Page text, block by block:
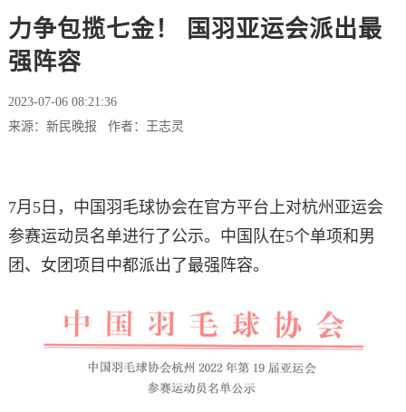
力争包揽七金！ 国羽亚运会派出最
强阵容
2023-07-06 08:21:36
来源：新民晚报 作者：王志灵
7月5日，中国羽毛球协会在官方平台上对杭州亚运会
参赛运动员名单进行了公示。中国队在5个单项和男
团、女团项目中都派出了最强阵容。